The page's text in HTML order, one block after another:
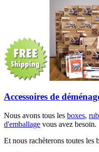
Accessoires de
Nous avons tous les boxes,
d'emballage vous avez besoin.
Et nous rachèterons toutes les